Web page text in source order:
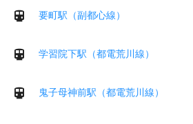
要町駅（副都心線）
学習院下駅（都電荒川線）
鬼子母神前駅（都電荒川線）